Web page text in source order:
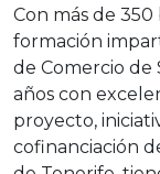
Con más de
formación
de Comercio de
años con
proyecto,
cofinanciación